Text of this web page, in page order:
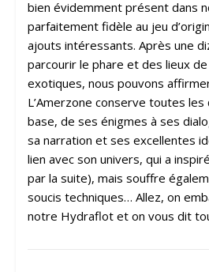
bien évidemment présent dans
parfaitement fidèle au jeu
ajouts intéressants. Après une
parcourir le phare et des lieux
exotiques, nous pouvons
L’Amerzone conserve toutes
base, de ses énigmes à ses
sa narration et ses excellentes
lien avec son univers, qui a
par la suite), mais souffre
soucis techniques… Allez, on
notre Hydraflot et on vous dit